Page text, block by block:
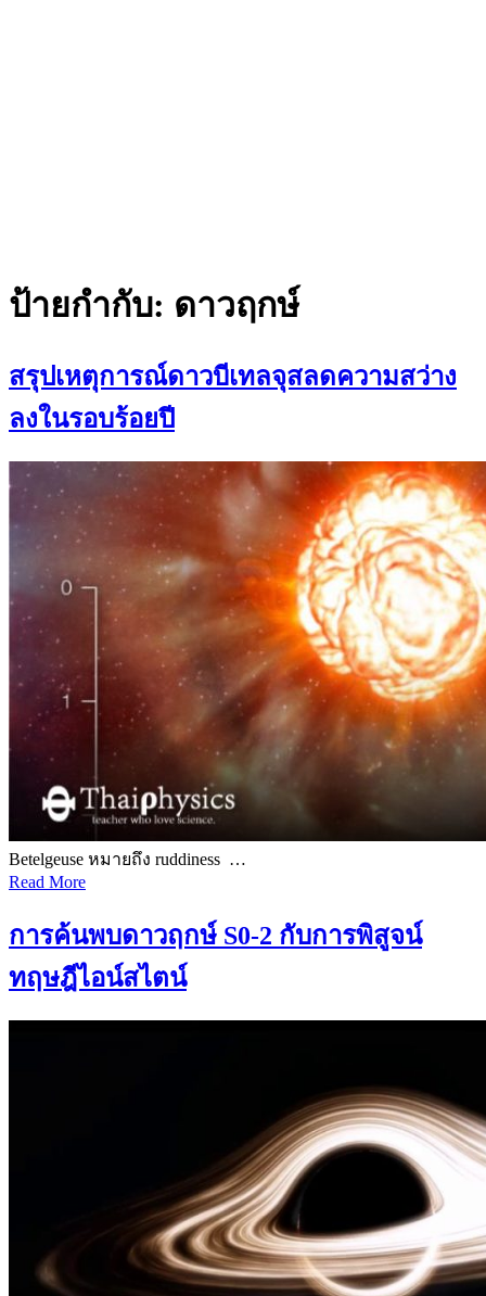
ป้ายกำกับ: ดาวฤกษ์
สรุปเหตุการณ์ดาวบีเทลจุสลดความสว่าง
ลงในรอบร้อยปี
Betelgeuse หมายถึง ruddiness …
Read More
การค้นพบดาวฤกษ์ S0-2 กับการพิสูจน์
ทฤษฎีไอน์สไตน์